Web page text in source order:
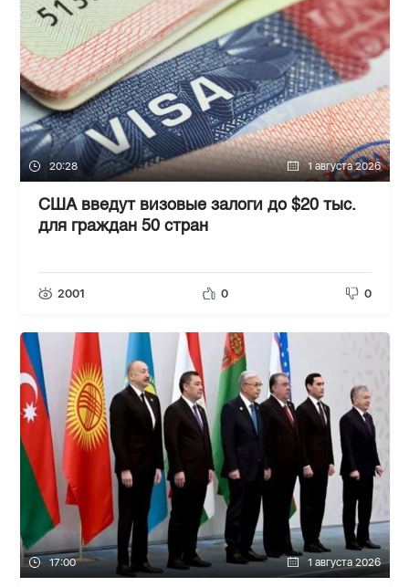
20:28 1 августа 2026
США введут визовые залоги до $20 тыс.
для граждан 50 стран
2001 0 0
17:00 1 августа 2026